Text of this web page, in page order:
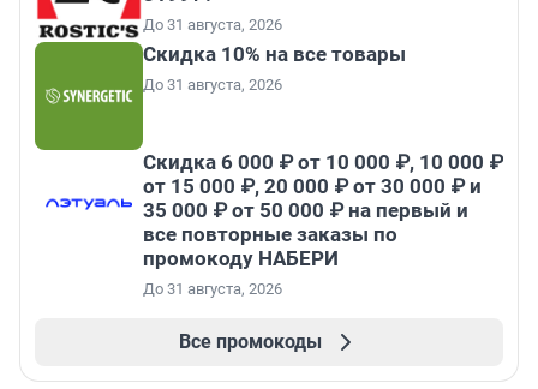
До 31 августа, 2026
Скидка 10% на все товары
До 31 августа, 2026
Скидка 6 000 ₽ от 10 000 ₽, 10 000 ₽
от 15 000 ₽, 20 000 ₽ от 30 000 ₽ и
35 000 ₽ от 50 000 ₽ на первый и
все повторные заказы по
промокоду НАБЕРИ
До 31 августа, 2026
Все промокоды